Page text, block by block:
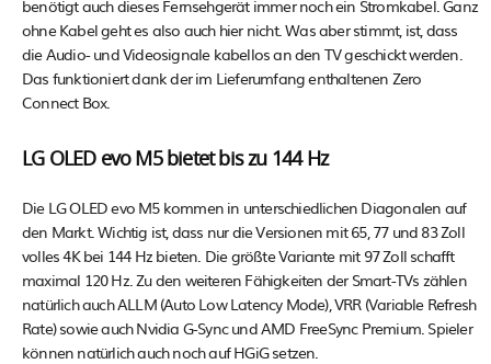
benötigt auch dieses Fernsehgerät immer noch ein Stromkabel. Ganz
ohne Kabel geht es also auch hier nicht. Was aber stimmt, ist, dass
die Audio- und Videosignale kabellos an den TV geschickt werden.
Das funktioniert dank der im Lieferumfang enthaltenen Zero
Connect Box.
LG OLED evo M5 bietet bis zu 144 Hz
Die LG OLED evo M5 kommen in unterschiedlichen Diagonalen auf
den Markt. Wichtig ist, dass nur die Versionen mit 65, 77 und 83 Zoll
volles 4K bei 144 Hz bieten. Die größte Variante mit 97 Zoll schafft
maximal 120 Hz. Zu den weiteren Fähigkeiten der Smart-TVs zählen
natürlich auch ALLM (Auto Low Latency Mode), VRR (Variable Refresh
Rate) sowie auch Nvidia G-Sync und AMD FreeSync Premium. Spieler
können natürlich auch noch auf HGiG setzen.